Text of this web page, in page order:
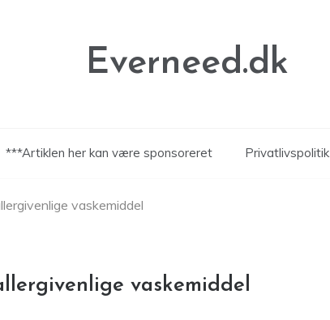
Everneed.dk
***Artiklen her kan være sponsoreret Privatlivspolitik
vaskemiddel
vaskemiddel